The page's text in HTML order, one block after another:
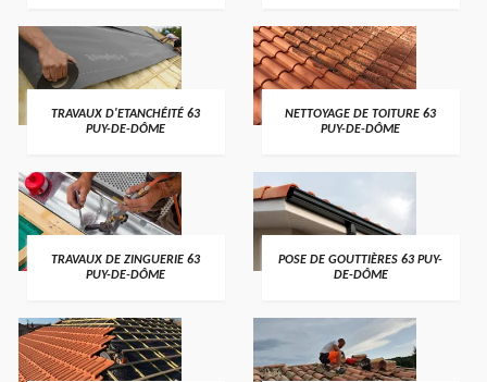
TRAVAUX D'ETANCHÉITÉ 63
PUY-DE-DÔME
NETTOYAGE DE TOITURE 63
PUY-DE-DÔME
TRAVAUX DE ZINGUERIE 63
PUY-DE-DÔME
POSE DE GOUTTIÈRES 63 PUY-
DE-DÔME